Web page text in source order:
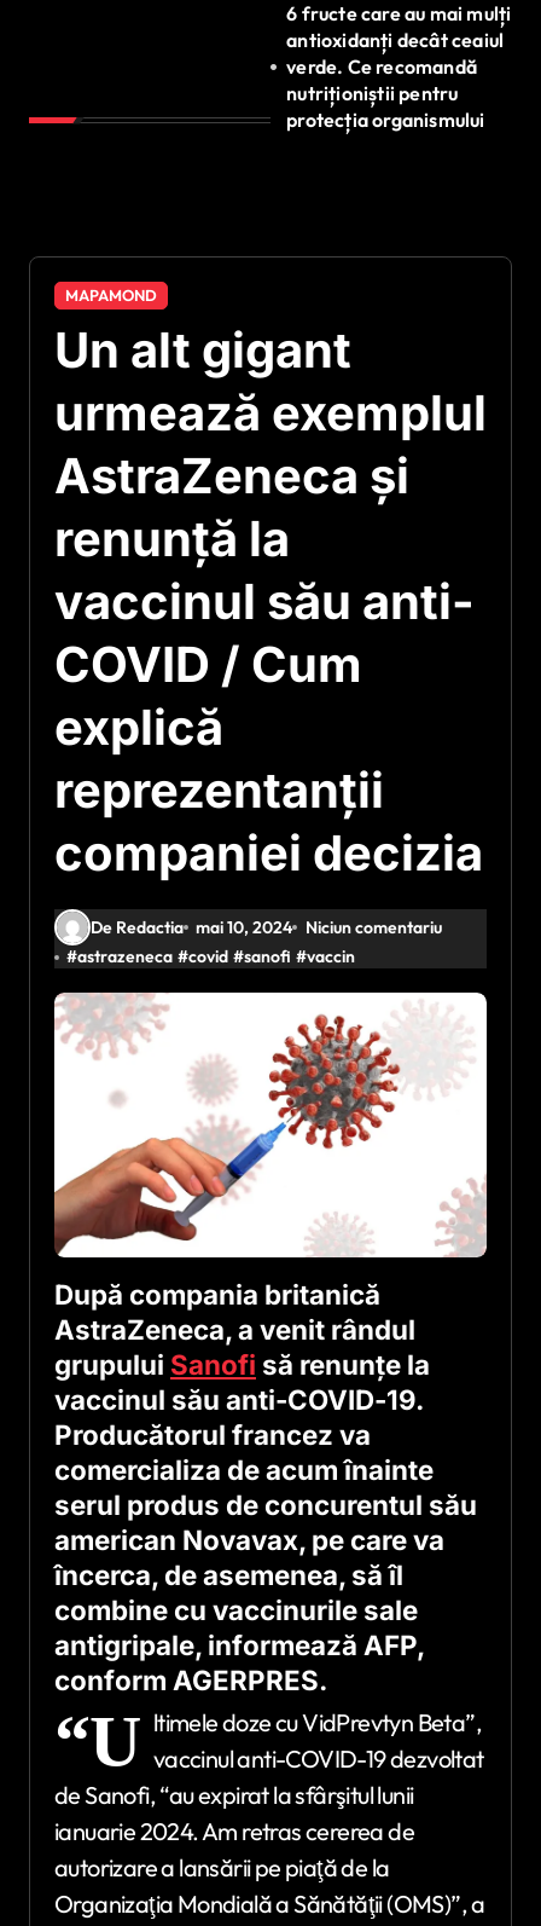
6 fructe care au mai mulți
antioxidanți decât ceaiul
verde. Ce recomandă
nutriționiștii pentru
protecția organismului
MAPAMOND
Un alt gigant
urmează exemplul
AstraZeneca și
renunță la
vaccinul său anti-
COVID / Cum
explică
reprezentanții
companiei decizia
De Redactia mai 10, 2024
Niciun comentariu
#astrazeneca #covid #sanofi #vaccin
După compania britanică
AstraZeneca, a venit rândul
grupului Sanofi să renunţe la
vaccinul său anti-COVID-19.
Producătorul francez va
comercializa de acum înainte
serul produs de concurentul său
american Novavax, pe care va
încerca, de asemenea, să îl
combine cu vaccinurile sale
antigripale, informează AFP,
conform AGERPRES.
“U ltimele doze cu VidPrevtyn Beta”,
vaccinul anti-COVID-19 dezvoltat
de Sanofi, “au expirat la sfârşitul lunii
ianuarie 2024. Am retras cererea de
autorizare a lansării pe piaţă de la
Organizaţia Mondială a Sănătăţii (OMS)”, a